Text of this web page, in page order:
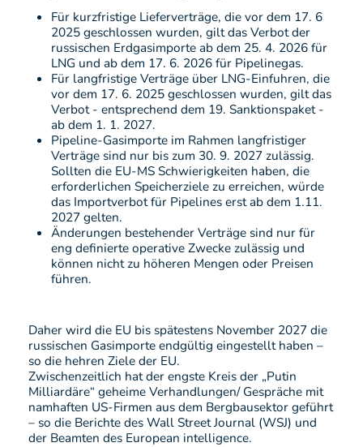
Für kurzfristige Lieferverträge, die vor dem 17. 6
2025 geschlossen wurden, gilt das Verbot der
russischen Erdgasimporte ab dem 25. 4. 2026 für
LNG und ab dem 17. 6. 2026 für Pipelinegas.
Für langfristige Verträge über LNG-Einfuhren, die
vor dem 17. 6. 2025 geschlossen wurden, gilt das
Verbot - entsprechend dem 19. Sanktionspaket -
ab dem 1. 1. 2027.
Pipeline-Gasimporte im Rahmen langfristiger
Verträge sind nur bis zum 30. 9. 2027 zulässig.
Sollten die EU-MS Schwierigkeiten haben, die
erforderlichen Speicherziele zu erreichen, würde
das Importverbot für Pipelines erst ab dem 1.11.
2027 gelten.
Änderungen bestehender Verträge sind nur für
eng definierte operative Zwecke zulässig und
können nicht zu höheren Mengen oder Preisen
führen.
Daher wird die EU bis spätestens November 2027 die
russischen Gasimporte endgültig eingestellt haben –
so die hehren Ziele der EU.
Zwischenzeitlich hat der engste Kreis der „Putin
Milliardäre“ geheime Verhandlungen/ Gespräche mit
namhaften US-Firmen aus dem Bergbausektor geführt
– so die Berichte des Wall Street Journal (WSJ) und
der Beamten des European intelligence.